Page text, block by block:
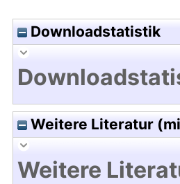
Downloadstatistik
Weitere Literatur
Weitere